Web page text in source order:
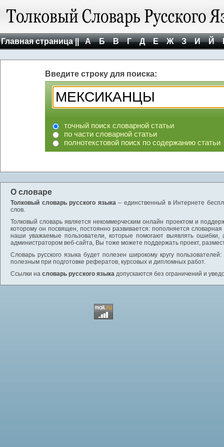
Главная страница || А Б В Г Д Е Ж З И Й
Введите строку для поиска:
точный поиск словарной статьи
по части словарной статьи
полнотекстовой поиск по содержанию статьи
О словаре
Толковый словарь русского языка– единственный в Интернете
слов.
Толковый словарь является некоммерческим онлайн проектом и
которому он посвящен, постоянно развивается: пополняется
наши уважаемые пользователи, которые помогают выявлять
администратором веб-сайта, Вы тоже можете поддержать проект,
Словарь русского языка будет полезен широкому кругу
полезным при подготовке рефератов, курсовых и дипломных работ.
Ссылки на словарь русского языка допускаются без ограничений и